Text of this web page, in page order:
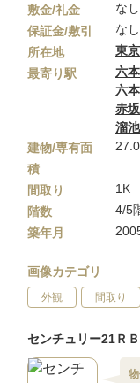
敷金/礼金
な
保証金/敷引
な
所在地
東
最寄り駅
六
六
赤
溜
建物/専有面
積
間取り
1K
階数
4/5
築年月
画像カテゴリ
外観 間取り
センチュリー21Ｒ